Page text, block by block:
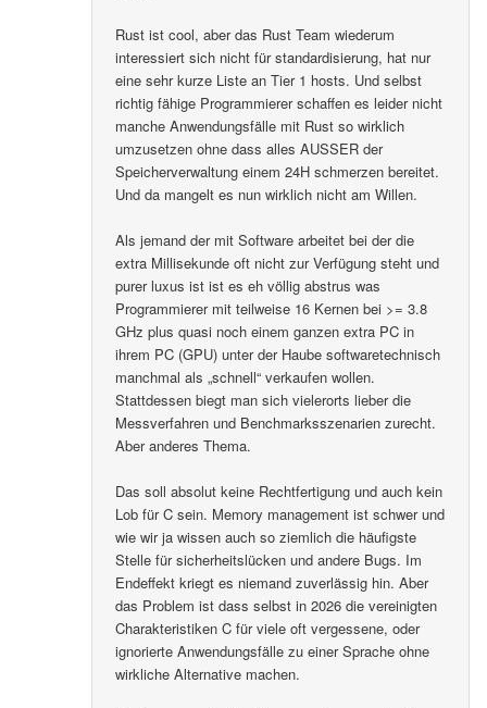
Rust ist cool, aber das Rust Team wiederum
interessiert sich nicht für standardisierung, hat nur
eine sehr kurze Liste an Tier 1 hosts. Und selbst
richtig fähige Programmierer schaffen es leider nicht
manche Anwendungsfälle mit Rust so wirklich
umzusetzen ohne dass alles AUSSER der
Speicherverwaltung einem 24H schmerzen bereitet.
Und da mangelt es nun wirklich nicht am Willen.
Als jemand der mit Software arbeitet bei der die
extra Millisekunde oft nicht zur Verfügung steht und
purer luxus ist ist es eh völlig abstrus was
Programmierer mit teilweise 16 Kernen bei >= 3.8
GHz plus quasi noch einem ganzen extra PC in
ihrem PC (GPU) unter der Haube softwaretechnisch
manchmal als „schnell“ verkaufen wollen.
Stattdessen biegt man sich vielerorts lieber die
Messverfahren und Benchmarksszenarien zurecht.
Aber anderes Thema.
Das soll absolut keine Rechtfertigung und auch kein
Lob für C sein. Memory management ist schwer und
wie wir ja wissen auch so ziemlich die häufigste
Stelle für sicherheitslücken und andere Bugs. Im
Endeffekt kriegt es niemand zuverlässig hin. Aber
das Problem ist dass selbst in 2026 die vereinigten
Charakteristiken C für viele oft vergessene, oder
ignorierte Anwendungsfälle zu einer Sprache ohne
wirkliche Alternative machen.